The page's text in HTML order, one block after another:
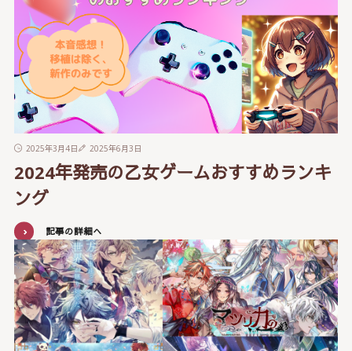
2025年3月4日 2025年6月3日
2024年発売の乙女ゲームおすすめランキ
ング
記事の詳細へ